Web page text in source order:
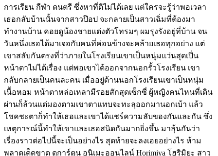
การเรียน กีฬา ดนตรี ซึ่งหาที่ติไม่ได้เลย แต่ใครจะรู้ว่าพอเวลา
เธอกลับบ้านนั้นจากสาวป๊อป จะกลายเป็นสาวเฉิ่มที่ต้องมา
ทำงานบ้าน คอยดูน้องชายแต่งตัวโทรมๆ ผมรุงรังอยู่ที่บ้าน จน
วันหนึ่งเธอได้มาเจอกับคนที่ค่อนข้างจะคล้ายเธอทุกอย่าง แต่
เขาสลับกันตรงที่ว่าภายในโรงเรียนเขาเป็นหนุ่มแว่นสุดเปิ่น
หน้าตาไม่ได้เรื่อง แต่พอเขาได้ออกจากนอกรั้วโรงเรียน เขา
กลับกลายเป็นคนละคน เมื่ออยู่ด้านนอกโรงเรียนเขาเป็นหนุ่ม
เนื้อหอม หน้าตาหล่อเหลามีรอยสักสุดเซ็กซี่ ผู้หญิงคนไหนที่เดิน
ผ่านก็ล้วนแต่มองตามเขาตาแทบจะทะลุออกมานอกเบ้า แล้ว
โชคชะตาก็ทำให้เธอและเขาได้แชร์ความลับของกันและกัน ซึ่ง
เหตุการณ์นี้ทำให้เขาและเธอสนิดกันมากยิ่งขึ้น มาลุ้นกันว่า
เรื่องราวต่อไปนี้จะเป็นอย่างไร สุดท้ายจะลงเอยอย่างไร ห้าม
พลาดเด็ดขาด ดูการ์ตูน อนิเมะออนไลน์ Horimiya โฮริมิยะ สาว